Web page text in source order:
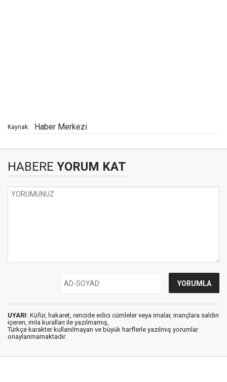
Kaynak: Haber Merkezi
HABERE YORUM KAT
UYARI: Küfür, hakaret, rencide edici cümleler veya imalar, inançlara saldırı
içeren, imla kuralları ile yazılmamış,
Türkçe karakter kullanılmayan ve büyük harflerle yazılmış yorumlar
onaylanmamaktadır.